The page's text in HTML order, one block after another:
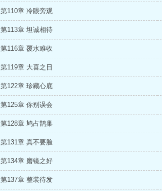
第110章 冷眼旁观
第113章 坦诚相待
第116章 覆水难收
第119章 大喜之日
第122章 珍藏心底
第125章 你别误会
第128章 鸠占鹊巢
第131章 真不要脸
第134章 磨镜之好
第137章 整装待发